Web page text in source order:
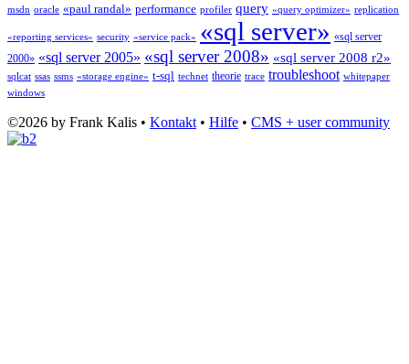
msdn oracle «paul randal» performance profiler query «query optimizer» replication
«reporting services» security «service pack» «sql server» «sql server
2000» «sql server 2005» «sql server 2008» «sql server 2008 r2»
sqlcat ssas ssms «storage engine» t-sql technet theorie trace troubleshoot whitepaper
windows
©2026 by Frank Kalis • Kontakt • Hilfe • CMS + user community